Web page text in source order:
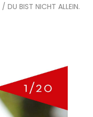
/ DU BIST NICHT ALLEIN.